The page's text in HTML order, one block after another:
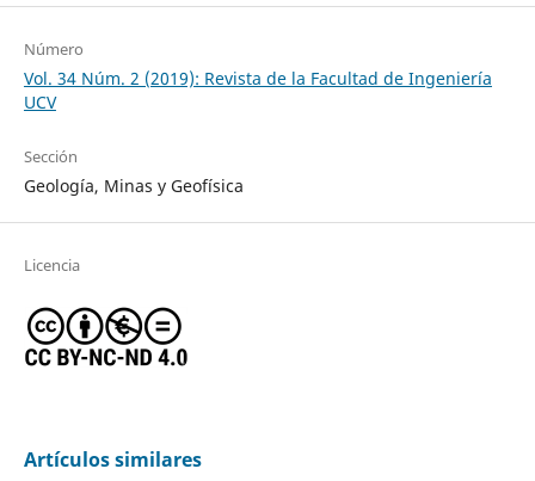
Número
Vol. 34 Núm. 2 (2019): Revista de la Facultad de Ingeniería
UCV
Sección
Geología, Minas y Geofísica
Licencia
Artículos similares